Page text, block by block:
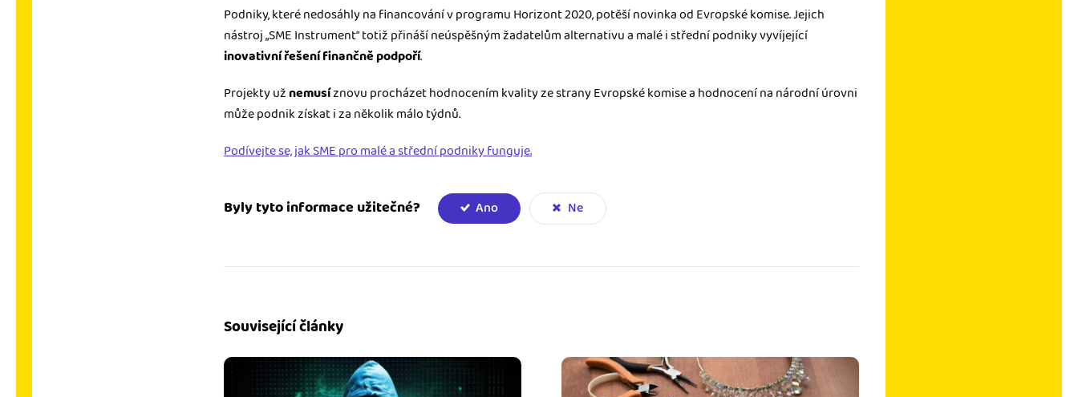
Podniky, které nedosáhly na financování v programu Horizont 2020, potěší novinka od Evropské komise. Jejich
nástroj „SME Instrument“ totiž přináší neúspěšným žadatelům alternativu a malé i střední podniky vyvíjející
inovativní řešenífinančně podpoří.
Projekty užnemusíznovu procházet hodnocením kvality ze strany Evropské komise a hodnocení na národní úrovni
může podnik získat i za několik málo týdnů.
Podívejte se, jak SME pro malé a střední podniky funguje.
Byly tyto informace užitečné? Ano Ne
Související články